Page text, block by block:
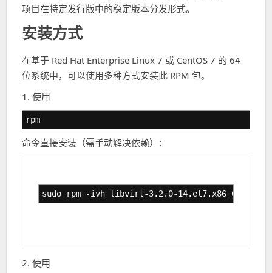
项目在特定发行版中的稳定版本分发形式。
安装方式
在基于 Red Hat Enterprise Linux 7 或 CentOS 7 的 64
位系统中，可以使用多种方式安装此 RPM 包。
1. 使用
rpm
命令直接安装（需手动解决依赖）：
sudo rpm -ivh libvirt-3.2.0-14.el7.x86_64.rpm
2. 使用